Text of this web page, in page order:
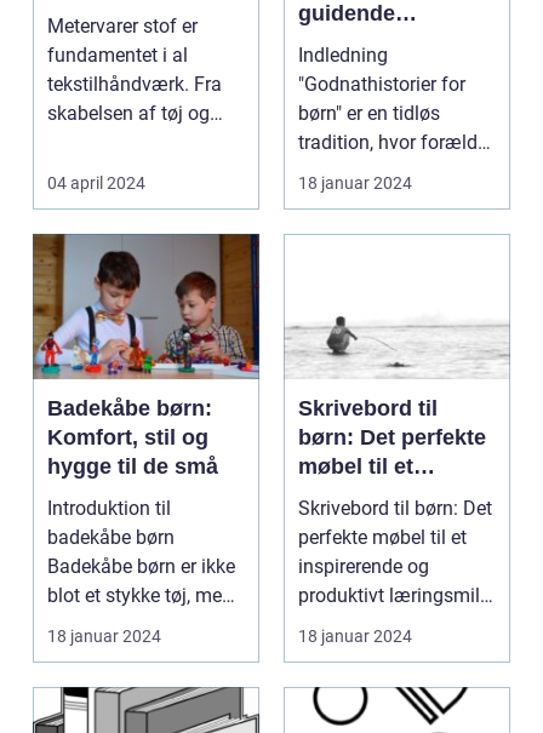
Metervarer stof er
fundamentet i al
tekstilhåndværk. Fra
skabelsen af tøj og
04 april 2024
guidende
fortælling til
forældre og
interesserede
Indledning
"Godnathistorier for
børn" er en tidløs
tradition, hvor forældre
og bedsteforældre
18 januar 2024
Badekåbe børn:
Komfort, stil og
hygge til de små
Introduktion til
badekåbe børn
Badekåbe børn er ikke
blot et stykke tøj, men
en genstand der
18 januar 2024
Skrivebord til
børn: Det perfekte
møbel til et
inspirerende og
produktivt
læringsmiljø
Skrivebord til børn: Det
perfekte møbel til et
inspirerende og
produktivt læringsmiljø
Indledning: ...
18 januar 2024